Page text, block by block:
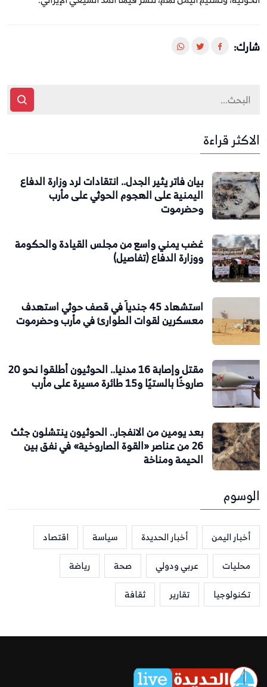
شارك:
الاكثر قراءة
بيان فاتر يثير الجدل.. انتقادات لرد وزارة الدفاع
اليمنية على الهجوم الحوثي على مأرب
وحضرموت
غضب يمني واسع من مجلس القيادة والحكومة
ووزارة الدفاع (تفاصيل)
استشهاد 45 جندياً في قصف حوثي استهدف
معسكرين لقوات الطوارئ في مأرب وحضرموت
مقتل وإصابة 16 مدنيا.. الحوثيون أطلقوا نحو 20
صاروخًا بالستيًا و15 طائرة مسيرة على مأرب
بعد يومين من الانفجار.. الحوثيون ينتشلون جثث
26 من عناصر «القوة الصاروخية» في نفق بين
الحيمة ومناخة
الوسوم
أخبار اليمن أخبار الحديدة سياسة
اقتصاد
محليات
عربي ودولي صحة
رياضة
تكنولوجيا
تقارير ثقافة